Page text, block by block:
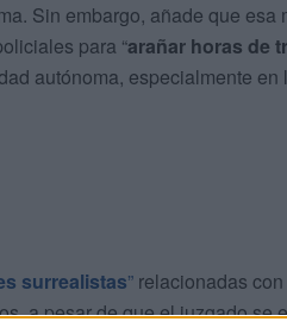
Sin embargo, añade que esa
para “arañar horas de
autónoma, especialmente en
surrealistas” relacionadas
a pesar de que el juzgado se